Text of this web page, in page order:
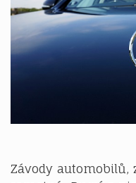
Závody automobilů,